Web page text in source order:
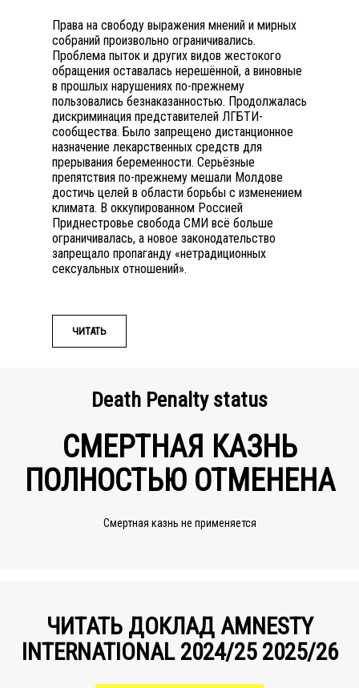
Права на свободу выражения мнений и мирных
собраний произвольно ограничивались.
Проблема пыток и других видов жестокого
обращения оставалась нерешённой, а виновные
в прошлых нарушениях по-прежнему
пользовались безнаказанностью. Продолжалась
дискриминация представителей ЛГБТИ-
сообщества. Было запрещено дистанционное
назначение лекарственных средств для
прерывания беременности. Серьёзные
препятствия по-прежнему мешали Молдове
достичь целей в области борьбы с изменением
климата. В оккупированном Россией
Приднестровье свобода СМИ всё больше
ограничивалась, а новое законодательство
запрещало пропаганду «нетрадиционных
сексуальных отношений».
ЧИТАТЬ
Death Penalty status
СМЕРТНАЯ КАЗНЬ
ПОЛНОСТЬЮ ОТМЕНЕНА
Смертная казнь не применяется
ЧИТАТЬ ДОКЛАД AMNESTY
INTERNATIONAL 2024/25 2025/26